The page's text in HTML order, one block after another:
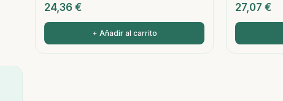
24,36 €
+ Añadir al carrito
27,07 €